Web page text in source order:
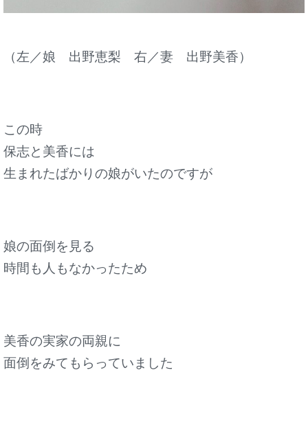
（左／娘 出野恵梨 右／妻 出野美香）
この時
保志と美香には
生まれたばかりの娘がいたのですが
娘の面倒を見る
時間も人もなかったため
美香の実家の両親に
面倒をみてもらっていました